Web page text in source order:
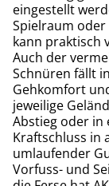
eingestellt
Spielraum
kann praktisch
Auch der
Schnüren fällt
Gehkomfort
jeweilige
Abstieg oder in
Kraftschluss in
umlaufender
Vorfuss- und